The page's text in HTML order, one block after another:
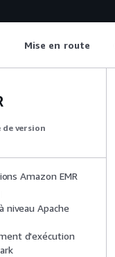
Mise en route
de version
Amazon EMR
niveau Apache
d'exécution